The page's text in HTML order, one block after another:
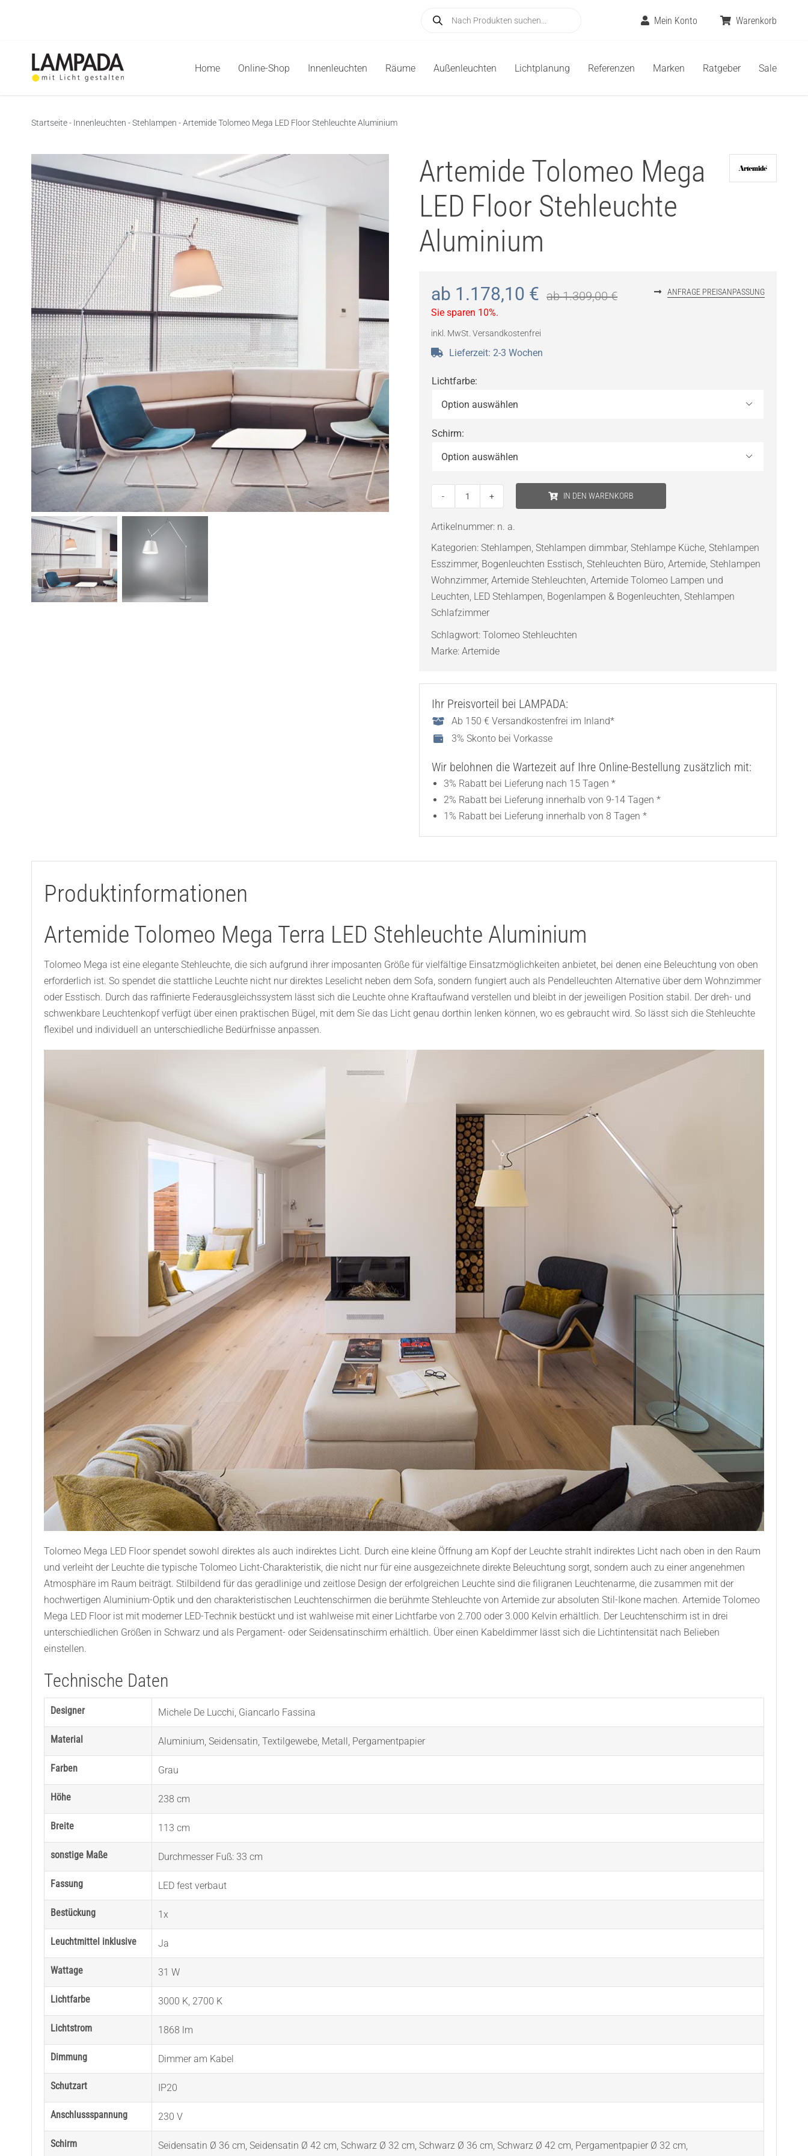
search
Mein Konto Warenkorb
Home Online-Shop Innenleuchten Räume Außenleuchten Lichtplanung Referenzen Marken Ratgeber Sale
Startseite- Innenleuchten -Stehlampen -Artemide Tolomeo Mega LED Floor Stehleuchte Aluminium
Artemide Tolomeo Mega
LED Floor Stehleuchte
Aluminium
ab 1.178,10 € ab1.309,00€
Sie sparen 10%.
inkl. MwSt. Versandkostenfrei
ANFRAGE PREISANPASSUNG
Lieferzeit: 2-3 Wochen
Lichtfarbe:

Schirm:

LED
Floor
Stehleuchte
Aluminium
Menge
IN DEN WARENKORB
Artikelnummer: n. a.
Kategorien: Stehlampen, Stehlampen dimmbar, Stehlampe Küche, Stehlampen
Esszimmer, Bogenleuchten Esstisch, Stehleuchten Büro, Artemide, Stehlampen
Wohnzimmer, Artemide Stehleuchten, Artemide Tolomeo Lampen und
Leuchten, LED Stehlampen, Bogenlampen & Bogenleuchten, Stehlampen
Schlafzimmer
Schlagwort: Tolomeo Stehleuchten
Marke: Artemide
Ihr Preisvorteil bei LAMPADA:
Ab 150 € Versandkostenfrei im Inland*
3% Skonto bei Vorkasse
Wir belohnen die Wartezeit auf Ihre Online-Bestellung zusätzlich mit:
3% Rabatt bei Lieferung nach 15 Tagen *
2% Rabatt bei Lieferung innerhalb von 9-14 Tagen *
1% Rabatt bei Lieferung innerhalb von 8 Tagen *
Produktinformationen
Artemide Tolomeo Mega Terra LED Stehleuchte Aluminium
Tolomeo Mega ist eine elegante Stehleuchte, die sich aufgrund ihrer imposanten Größe für vielfältige Einsatzmöglichkeiten anbietet, bei denen eine Beleuchtung von oben
erforderlich ist. So spendet die stattliche Leuchte nicht nur direktes Leselicht neben dem Sofa, sondern fungiert auch als Pendelleuchten Alternative über dem Wohnzimmer
oder Esstisch. Durch das raffinierte Federausgleichssystem lässt sich die Leuchte ohne Kraftaufwand verstellen und bleibt in der jeweiligen Position stabil. Der dreh- und
schwenkbare Leuchtenkopf verfügt über einen praktischen Bügel, mit dem Sie das Licht genau dorthin lenken können, wo es gebraucht wird. So lässt sich die Stehleuchte
flexibel und individuell an unterschiedliche Bedürfnisse anpassen.
Tolomeo Mega LED Floor spendet sowohl direktes als auch indirektes Licht. Durch eine kleine Öffnung am Kopf der Leuchte strahlt indirektes Licht nach oben in den Raum
und verleiht der Leuchte die typische Tolomeo Licht-Charakteristik, die nicht nur für eine ausgezeichnete direkte Beleuchtung sorgt, sondern auch zu einer angenehmen
Atmosphäre im Raum beiträgt. Stilbildend für das geradlinige und zeitlose Design der erfolgreichen Leuchte sind die filigranen Leuchtenarme, die zusammen mit der
hochwertigen Aluminium-Optik und den charakteristischen Leuchtenschirmen die berühmte Stehleuchte von Artemide zur absoluten Stil-Ikone machen. Artemide Tolomeo
Mega LED Floor ist mit moderner LED-Technik bestückt und ist wahlweise mit einer Lichtfarbe von 2.700 oder 3.000 Kelvin erhältlich. Der Leuchtenschirm ist in drei
unterschiedlichen Größen in Schwarz und als Pergament- oder Seidensatinschirm erhältlich. Über einen Kabeldimmer lässt sich die Lichtintensität nach Belieben
einstellen.
Technische Daten
Designer Michele De Lucchi, Giancarlo Fassina
Material Aluminium, Seidensatin, Textilgewebe, Metall, Pergamentpapier
Farben Grau
Höhe 238 cm
Breite 113 cm
sonstige Maße Durchmesser Fuß: 33 cm
Fassung LED fest verbaut
Bestückung 1x
Leuchtmittel inklusive Ja
Wattage 31 W
Lichtfarbe 3000 K, 2700 K
Lichtstrom 1868 lm
Dimmung Dimmer am Kabel
Schutzart IP20
Anschlussspannung 230 V
Schirm Seidensatin Ø 36 cm, Seidensatin Ø 42 cm, Schwarz Ø 32 cm, Schwarz Ø 36 cm, Schwarz Ø 42 cm, Pergamentpapier Ø 32 cm,